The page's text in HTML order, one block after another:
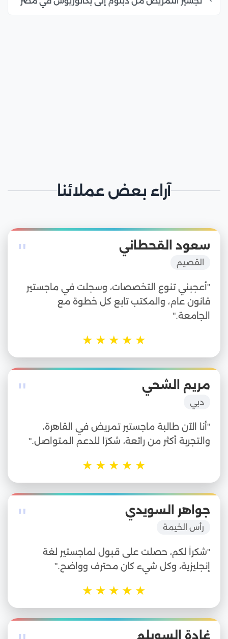
آراء بعض عملائنا
" سعود القحطاني
القصيم
"أعجبني تنوع التخصصات، وسجلت في ماجستير
قانون عام، والمكتب تابع كل خطوة مع
الجامعة."
★
★
★
★
★
" مريم الشحي
دبي
"أنا الآن طالبة ماجستير تمريض في القاهرة،
والتجربة أكثر من رائعة، شكرًا للدعم المتواصل."
★
★
★
★
★
" جواهر السويدي
رأس الخيمة
"شكراً لكم، حصلت على قبول لماجستير لغة
إنجليزية، وكل شيء كان محترف وواضح."
★
★
★
★
★
غادة السويلم